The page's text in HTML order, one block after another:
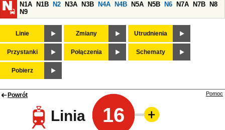
N1A
N1B N2 N3A N3B N4A N4B N5A N5B N6 N7A N7B
N8
N9
Linie Zmiany Utrudnienia
Przystanki Połączenia Schematy
Pobierz
Powrót
Linia 16
Pomoc